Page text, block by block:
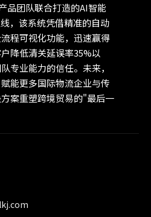
品团队联合打造的AI智能
，该系统凭借精准的自动
程可视化功能，迅速赢得
降低清关延误率35%以
专业能力的信任。未来，
能更多国际物流企业与传
案重塑跨境贸易的"最后一